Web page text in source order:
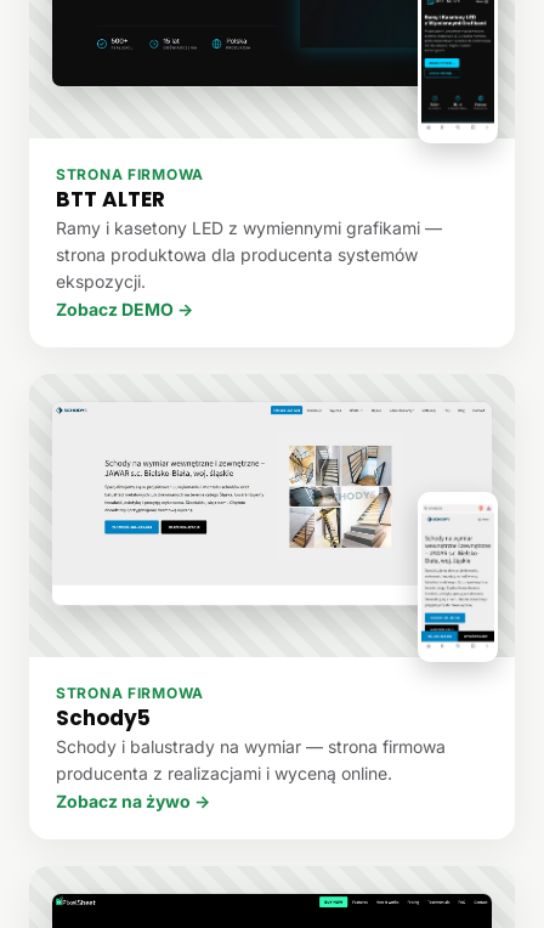
STRONA FIRMOWA
BTT ALTER
Ramy i kasetony LED z wymiennymi grafikami —
strona produktowa dla producenta systemów
ekspozycji.
Zobacz DEMO →
STRONA FIRMOWA
Schody5
Schody i balustrady na wymiar — strona firmowa
producenta z realizacjami i wyceną online.
Zobacz na żywo →